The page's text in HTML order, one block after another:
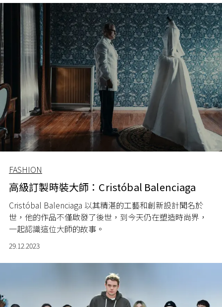
FASHION
高級訂製時裝大師：Cristóbal Balenciaga
Cristóbal Balenciaga 以其精湛的工藝和創新設計聞名於
世，他的作品不僅啟發了後世，到今天仍在塑造時尚界，
一起認識這位大師的故事。
29.12.2023